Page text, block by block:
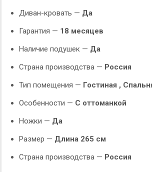
Диван-кровать — Да
Гарантия — 18 месяцев
Наличие подушек — Да
Страна производства — Россия
Тип помещения — Гостиная ,
Особенности — С оттоманкой
Ножки — Да
Размер — Длина 265 см
Страна производства — Россия